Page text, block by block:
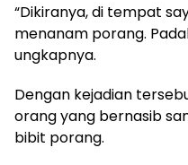
“Dikiranya, di tempat
menanam porang.
ungkapnya.
Dengan kejadian
orang yang bernasib
bibit porang.